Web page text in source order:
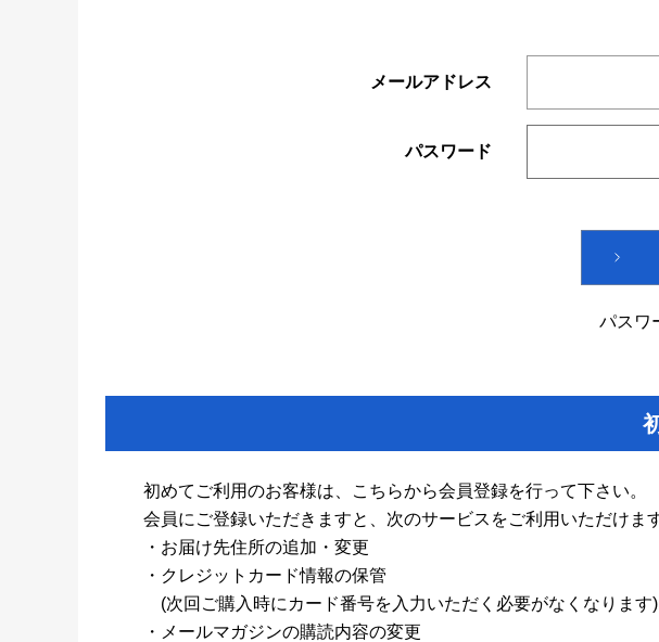
メールアドレス
パスワード
パスワ
初めてご利用のお客様は、こちらから会員登録を行って下さい。
会員にご登録いただきますと、次のサービスをご利用いただけます
・お届け先住所の追加・変更
・クレジットカード情報の保管
(次回ご購入時にカード番号を入力いただく必要がなくなります)
・メールマガジンの購読内容の変更